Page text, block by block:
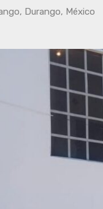
Durango, México